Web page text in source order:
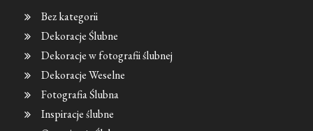
Bez kategorii
Dekoracje Ślubne
Dekoracje w fotografii ślubnej
Dekoracje Weselne
Fotografia Ślubna
Inspiracje ślubne